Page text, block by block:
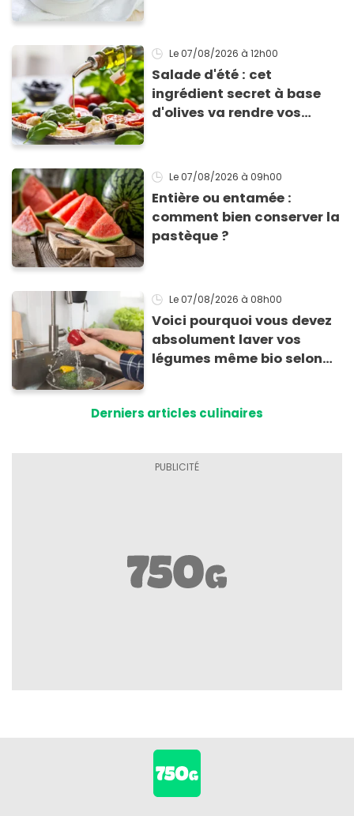
Le 07/08/2026 à 12h00
Salade d'été : cet
ingrédient secret à base
d'olives va rendre vos
Le 07/08/2026 à 09h00
Entière ou entamée :
comment bien conserver la
pastèque ?
Le 07/08/2026 à 08h00
Voici pourquoi vous devez
absolument laver vos
légumes même bio selon
Derniers articles culinaires